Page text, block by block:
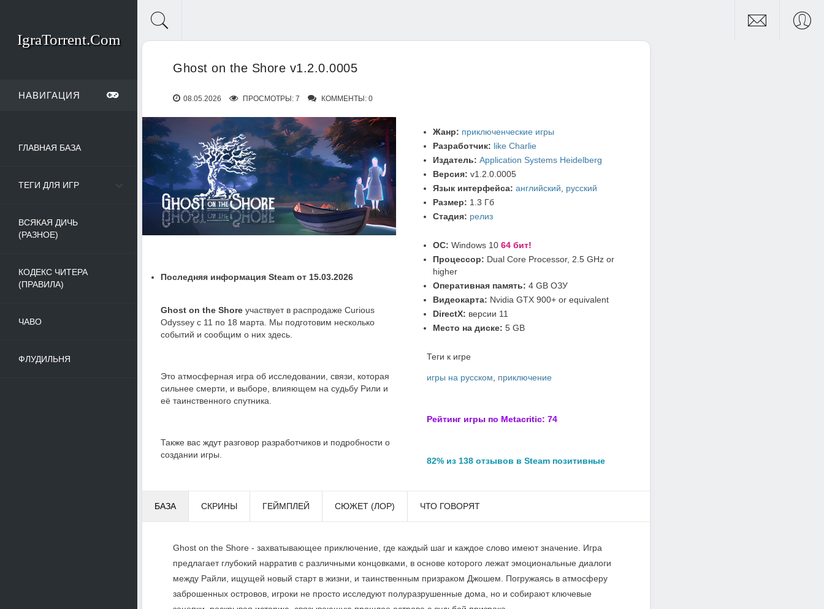
IgraTorrent.Com
НАВИГАЦИЯ
ГЛАВНАЯ БАЗА
ТЕГИ ДЛЯ ИГР
ВСЯКАЯ ДИЧЬ
(РАЗНОЕ)
КОДЕКС ЧИТЕРА
(ПРАВИЛА)
ЧАВО
ФЛУДИЛЬНЯ
Ghost on the Shore v1.2.0.0005
08.05.2026 ПРОСМОТРЫ: 7 КОММЕНТЫ: 0
Последняя информация Steam от 15.03.2026
Ghost on the Shore участвует в распродаже Curious
Odyssey с 11 по 18 марта. Мы подготовим несколько
событий и сообщим о них здесь.
Это атмосферная игра об исследовании, связи, которая
сильнее смерти, и выборе, влияющем на судьбу Рили и
её таинственного спутника.
Также вас ждут разговор разработчиков и подробности о
создании игры.
Жанр: приключенческие игры
Разработчик: like Charlie
Издатель: Application Systems Heidelberg
Версия: v1.2.0.0005
Язык интерфейса: английский
русский
Размер: 1.3 Гб
Стадия: релиз
ОС: Windows 10 64 бит!
Процессор: Dual Core Processor, 2.5 GHz or
higher
Оперативная память: 4 GB ОЗУ
Видеокарта: Nvidia GTX 900+ or equivalent
DirectX: версии 11
Место на диске: 5 GB
Теги к игре
игры на русском приключение
Рейтинг игры по Metacritic: 74
82% из 138 отзывов в Steam позитивные
БАЗА СКРИНЫ ГЕЙМПЛЕЙ СЮЖЕТ (ЛОР) ЧТО ГОВОРЯТ
Ghost on the Shore - захватывающее приключение, где каждый шаг и каждое слово имеют значение. Игра
предлагает глубокий нарратив с различными концовками, в основе которого лежат эмоциональные диалоги
между Райли, ищущей новый старт в жизни, и таинственным призраком Джошем. Погружаясь в атмосферу
заброшенных островов, игроки не просто исследуют полуразрушенные дома, но и собирают ключевые